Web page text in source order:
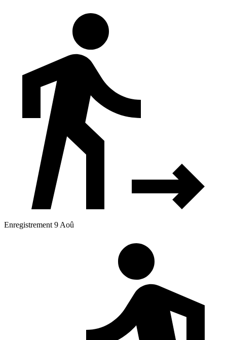
Enregistrement 9 Aoû